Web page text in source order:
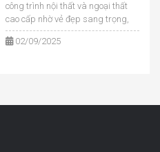
công trình nội thất và ngoại thất
cao cấp nhờ vẻ đẹp sang trọng,
độ bền vượt trội và khả năng
chống chịu thời tiết khắc nghiệt.
02/09/2025